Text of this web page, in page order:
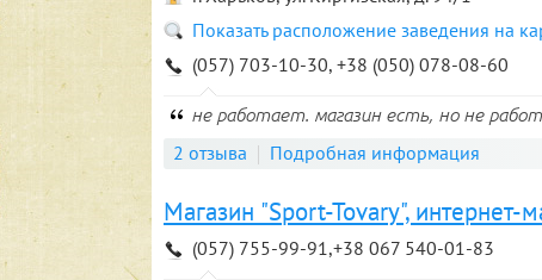
Показать расположение заведения на
(057) 703-10-30, +38 (050) 078-08-60
не работает. магазин есть, но не
2 отзыва Подробная информация
Магазин "Sport-Tovary", интернет-
(057) 755-99-91,+38 067 540-01-83